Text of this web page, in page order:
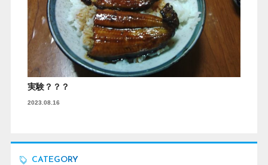
実験？？？
2023.08.16
CATEGORY